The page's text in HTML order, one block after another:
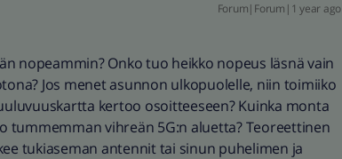
Forum|Forum|1 year ago
nopeammin? Onko tuo heikko nopeus läsnä vain
Jos menet asunnon ulkopuolelle, niin toimiiko
kertoo osoitteeseen? Kuinka monta
tummemman vihreän 5G:n aluetta? Teoreettinen
tukiaseman antennit tai sinun puhelimen ja